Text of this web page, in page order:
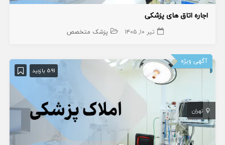
اجاره اتاق های پزشکی
تیر ۱۰, ۱۴۰۵ پزشک متخصص
آگهی ویژه
591 بازدید
تهران